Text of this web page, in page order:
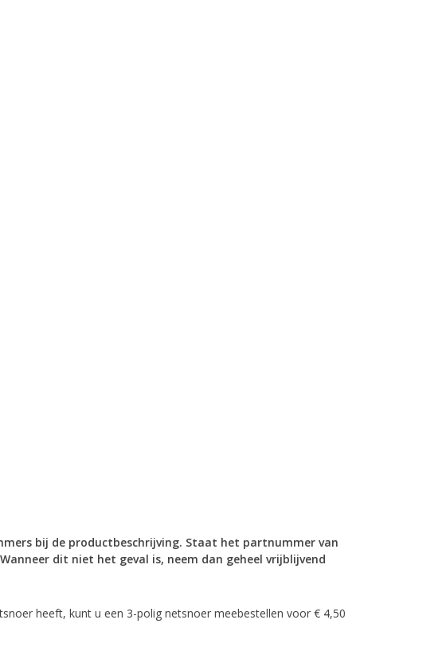
bij de productbeschrijving. Staat het partnummer van
dit niet het geval is, neem dan geheel vrijblijvend
heeft, kunt u een 3-polig netsnoer meebestellen voor € 4,50